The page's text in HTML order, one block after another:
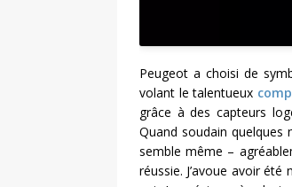
Peugeot a choisi de
volant le talentueux
grâce à des capteurs
Quand soudain quelques
semble même –
réussie. J’avoue avoir